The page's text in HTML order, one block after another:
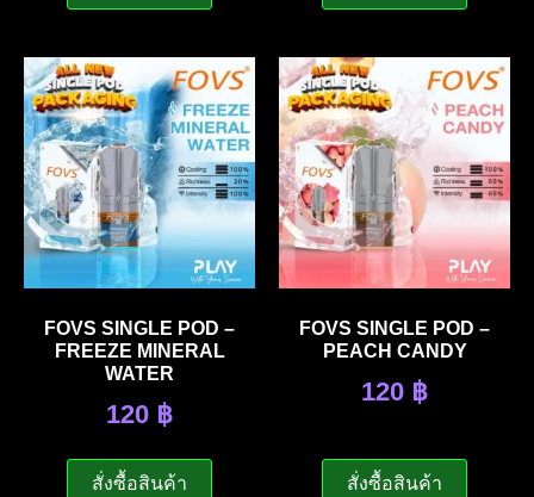
FOVS SINGLE POD –
FREEZE MINERAL
WATER
120 ฿
สั่งซื้อสินค้า
FOVS SINGLE POD –
PEACH CANDY
120 ฿
สั่งซื้อสินค้า